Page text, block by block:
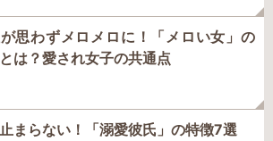
思わずメロメロに！「メロい女」の
は？愛され女子の共通点
まらない！「溺愛彼氏」の特徴7選